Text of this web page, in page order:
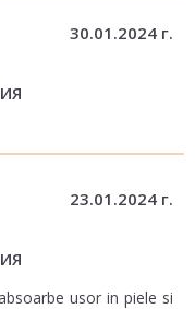
30.01.2024 г.
23.01.2024 г.
usor in piele si